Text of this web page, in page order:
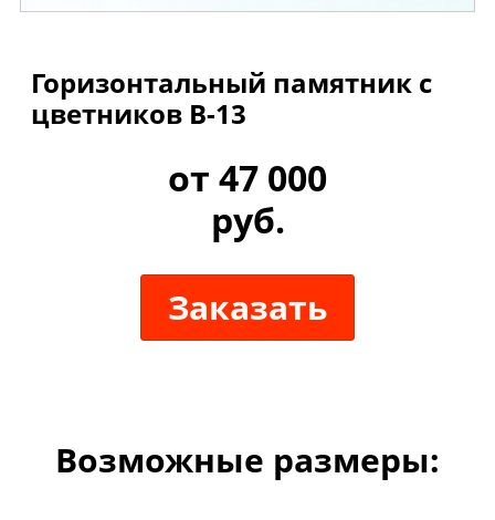
Горизонтальный памятник с
цветников B-13
от 47 000
руб.
Заказать
Возможные размеры: